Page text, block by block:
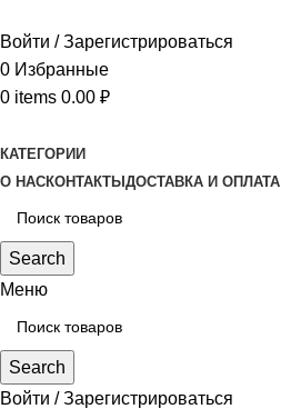
Войти / Зарегистрироваться
0 Избранные
0 items 0.00 ₽
КАТЕГОРИИ
О НАСКОНТАКТЫ ДОСТАВКА И ОПЛАТА
Search
Меню
Search
Войти / Зарегистрироваться